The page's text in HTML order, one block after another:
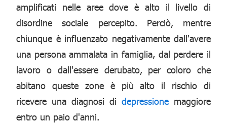
amplificati nelle aree dove è alto il livello di
disordine sociale percepito. Perciò, mentre
chiunque è influenzato negativamente dall'avere
una persona ammalata in famiglia, dal perdere il
lavoro o dall'essere derubato, per coloro che
abitano queste zone è più alto il rischio di
ricevere una diagnosi di depressione maggiore
entro un paio d'anni.